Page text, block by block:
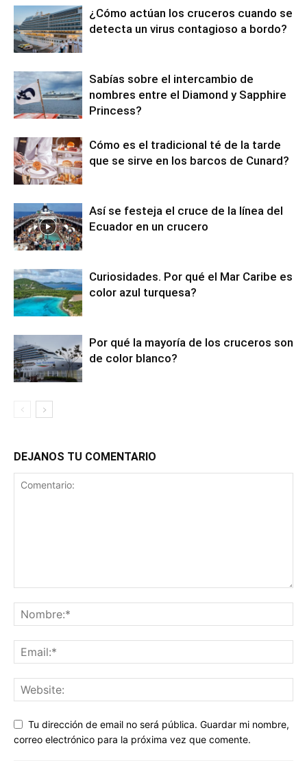
¿Cómo actúan los cruceros cuando se
detecta un virus contagioso a bordo?
Sabías sobre el intercambio de
nombres entre el Diamond y Sapphire
Princess?
Cómo es el tradicional té de la tarde
que se sirve en los barcos de Cunard?
Así se festeja el cruce de la línea del
Ecuador en un crucero
Curiosidades. Por qué el Mar Caribe es
color azul turquesa?
Por qué la mayoría de los cruceros son
de color blanco?
DEJANOS TU COMENTARIO
Tu dirección de email no será pública. Guardar mi nombre,
correo electrónico para la próxima vez que comente.